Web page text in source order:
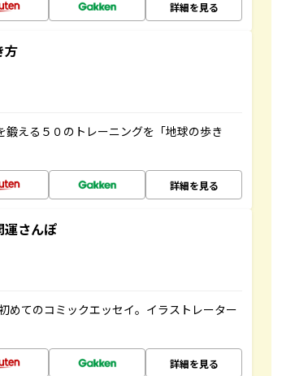
詳細を見る
方
える５０のトレーニングを「地球の歩き
詳細を見る
さんぽ
めてのコミックエッセイ。イラストレーター
詳細を見る